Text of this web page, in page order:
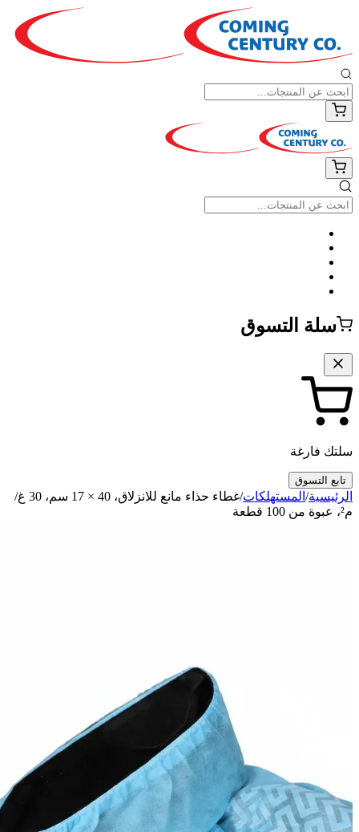
سلة التسوق
سلتك فارغة
تابع التسوق
الرئيسية/المستهلكات/
غطاء حذاء مانع للانزلاق، 40 × 17 سم، 30 غ/
م²، عبوة من 100 قطعة